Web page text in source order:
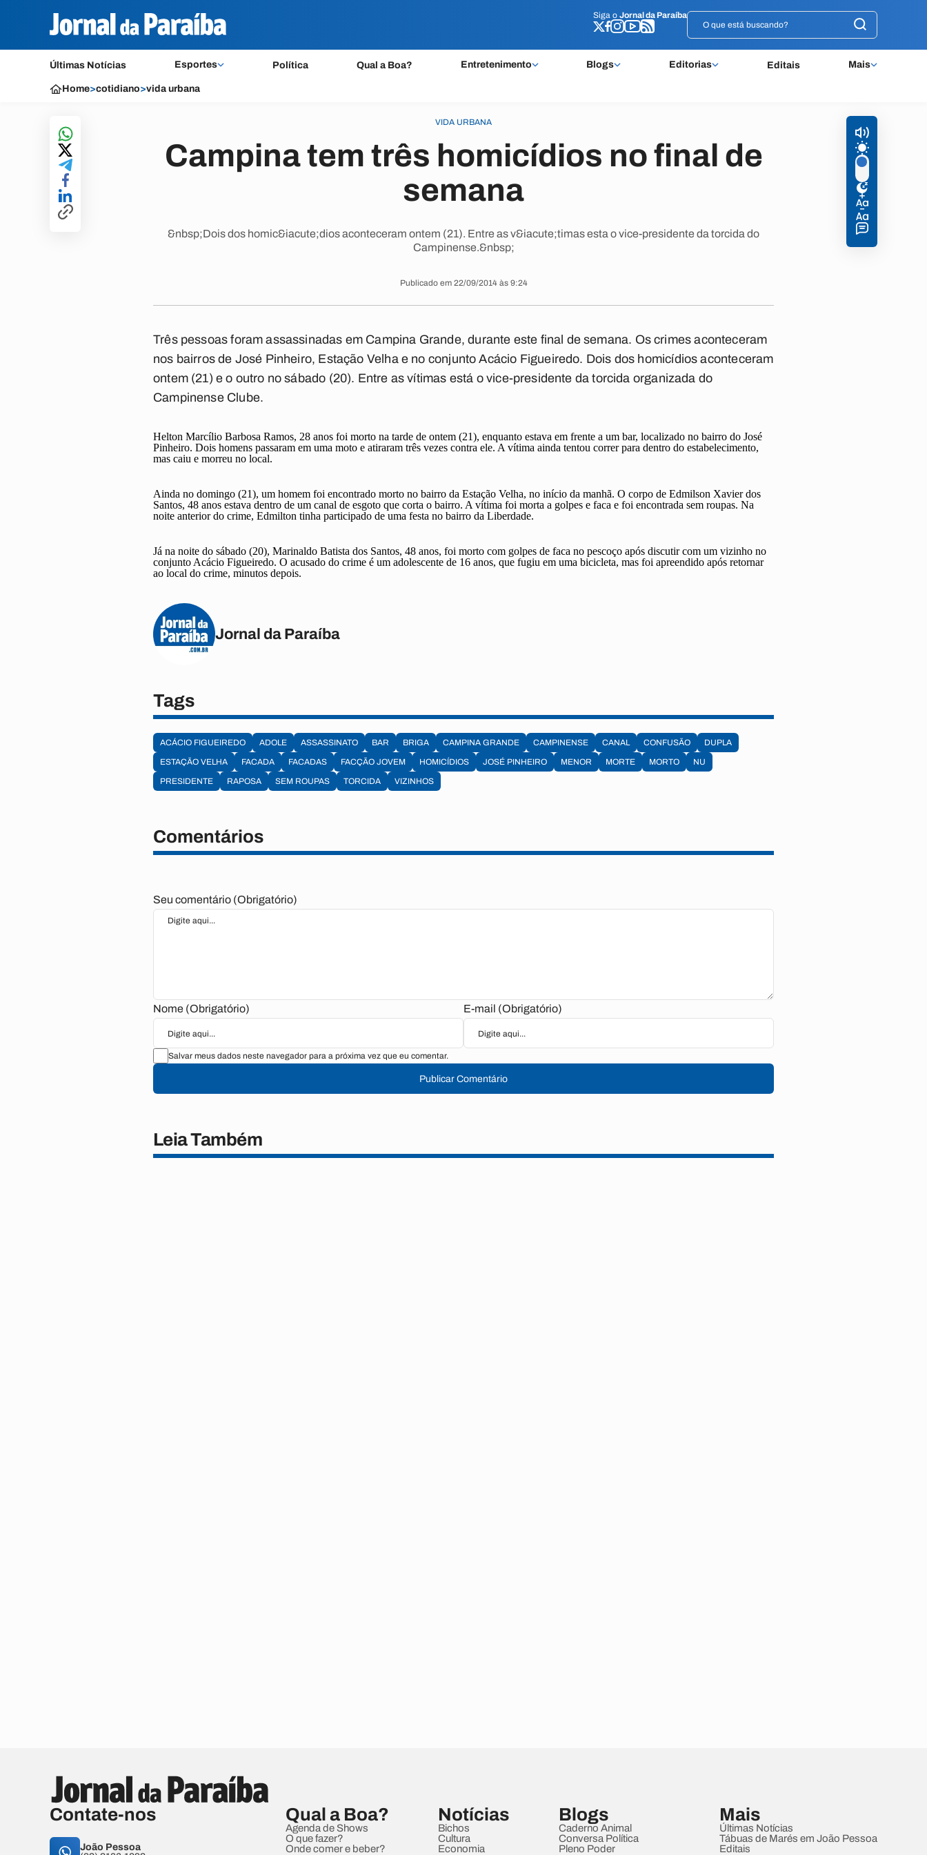
Siga o Jornal da Paraíba
Últimas Notícias Esportes Política Qual a Boa? Entretenimento Blogs Editorias Editais Mais
Siga o Jornal da Paraíba
Home>cotidiano>vida urbana
VIDA URBANA
Campina tem três homicídios no final de
semana
&nbsp;Dois dos homic&iacute;dios aconteceram ontem (21). Entre as v&iacute;timas esta o vice-presidente da torcida do
Campinense.&nbsp;
Publicado em 22/09/2014 às 9:24
Três pessoas foram assassinadas em Campina Grande, durante este final de semana. Os crimes aconteceram
nos bairros de José Pinheiro, Estação Velha e no conjunto Acácio Figueiredo. Dois dos homicídios aconteceram
ontem (21) e o outro no sábado (20). Entre as vítimas está o vice-presidente da torcida organizada do
Campinense Clube.
Helton Marcílio Barbosa Ramos, 28 anos foi morto na tarde de ontem (21), enquanto estava em frente a um bar, localizado no bairro do José
Pinheiro. Dois homens passaram em uma moto e atiraram três vezes contra ele. A vítima ainda tentou correr para dentro do estabelecimento,
mas caiu e morreu no local.
Ainda no domingo (21), um homem foi encontrado morto no bairro da Estação Velha, no início da manhã. O corpo de Edmilson Xavier dos
Santos, 48 anos estava dentro de um canal de esgoto que corta o bairro. A vítima foi morta a golpes e faca e foi encontrada sem roupas. Na
noite anterior do crime, Edmilton tinha participado de uma festa no bairro da Liberdade.
Já na noite do sábado (20), Marinaldo Batista dos Santos, 48 anos, foi morto com golpes de faca no pescoço após discutir com um vizinho no
conjunto Acácio Figueiredo. O acusado do crime é um adolescente de 16 anos, que fugiu em uma bicicleta, mas foi apreendido após retornar
ao local do crime, minutos depois.
Jornal da Paraíba
Tags
ACÁCIO FIGUEIREDO ADOLE ASSASSINATO BAR BRIGA CAMPINA GRANDE CAMPINENSE CANAL CONFUSÃO
DUPLA
ESTAÇÃO VELHA
FACADA FACADAS FACÇÃO JOVEM HOMICÍDIOS JOSÉ PINHEIRO MENOR MORTE MORTO
NU
PRESIDENTE
RAPOSA SEM ROUPAS TORCIDA VIZINHOS
Comentários
Seu comentário (Obrigatório)
Nome (Obrigatório) E-mail (Obrigatório)
Salvar meus dados neste navegador para a próxima vez que eu comentar.
Publicar Comentário
Leia Também
Contate-nos
João Pessoa
Qual a Boa?
Agenda de Shows
O que fazer?
Onde comer e beber?
Notícias
Bichos
Cultura
Economia
Blogs
Caderno Animal
Conversa Política
Pleno Poder
Mais
Últimas Notícias
Tábuas de Marés em João Pessoa
Editais